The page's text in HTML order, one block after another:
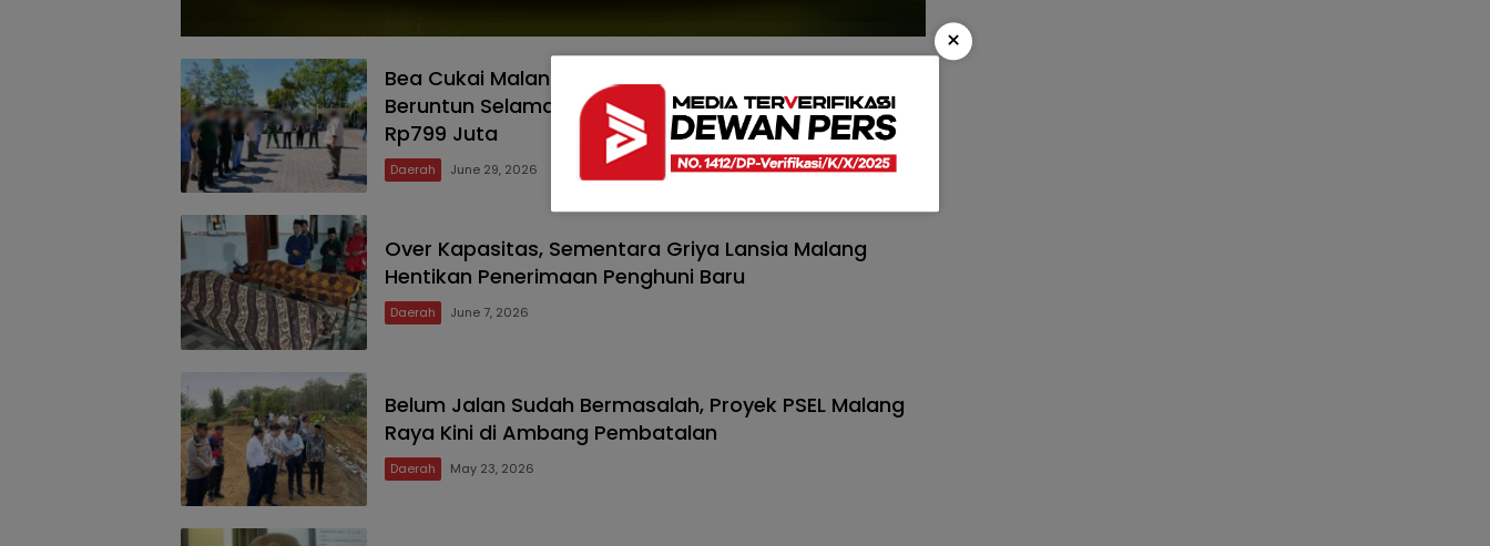
Bea Cukai Malang Gempur Rokok Ilegal, Tiga Operasi
Beruntun Selamatkan Potensi Kerugian Negara Lebih
Rp799 Juta
Daerah June 29, 2026
Over Kapasitas, Sementara Griya Lansia Malang
Hentikan Penerimaan Penghuni Baru
Daerah June 7, 2026
Belum Jalan Sudah Bermasalah, Proyek PSEL Malang
Raya Kini di Ambang Pembatalan
Daerah May 23, 2026
×